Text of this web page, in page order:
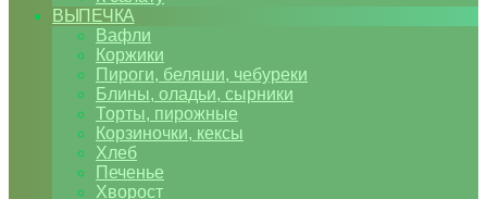
ВЫПЕЧКА
Вафли
Коржики
Пироги, беляши, чебуреки
Блины, оладьи, сырники
Торты, пирожные
Корзиночки, кексы
Хлеб
Печенье
Хворост